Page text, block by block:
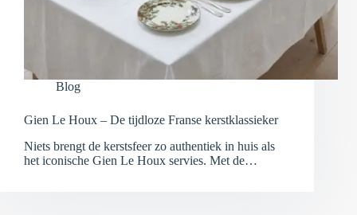
Blog
Gien Le Houx – De tijdloze Franse kerstklassieker
Niets brengt de kerstsfeer zo authentiek in huis als
het iconische Gien Le Houx servies. Met de…